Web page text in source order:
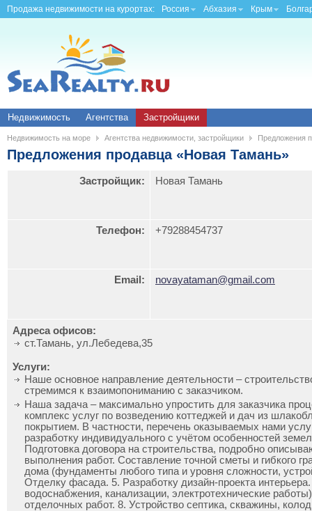
Продажа недвижимости на курортах: Россия Абхазия Крым
Недвижимость Агентства Застройщики
Недвижимость на море Агентства недвижимости, застройщики Предложения
Предложения продавца «Новая Тамань»
Застройщик: Новая Тамань
Телефон: +79288454737
Email: novayataman@gmail.com
Адреса офисов:
ст.Тамань, ул.Лебедева,35
Услуги:
Наше основное направление деятельности –
стремимся к взаимопониманию с заказчиком.
Наша задача – максимально упростить для заказчика
комплекс услуг по возведению коттеджей и дач из
покрытием. В частности, перечень оказываемых нами
разработку индивидуального с учётом особенностей
Подготовка договора на строительства, подробно
выполнения работ. Составление точной сметы и гибкого
дома (фундаменты любого типа и уровня сложности,
Отделку фасада. 5. Разработку дизайн-проекта
водоснабжения, канализации, электротехнические
отделочных работ. 8. Устройство септика, скважины,